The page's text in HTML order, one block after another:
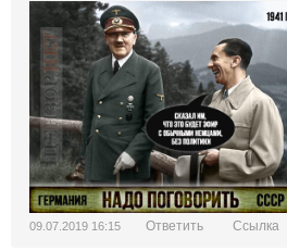
09.07.2019 16:15 Ответить Ссылка